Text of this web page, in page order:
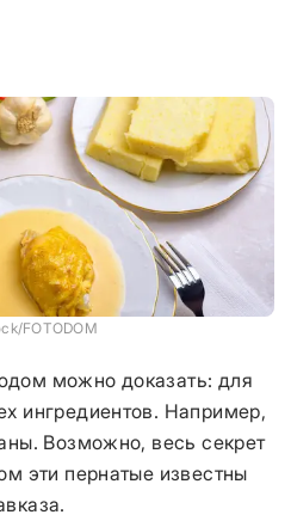
FOTODOM
можно доказать: для
ингредиентов. Например,
Возможно, весь секрет
эти пернатые известны